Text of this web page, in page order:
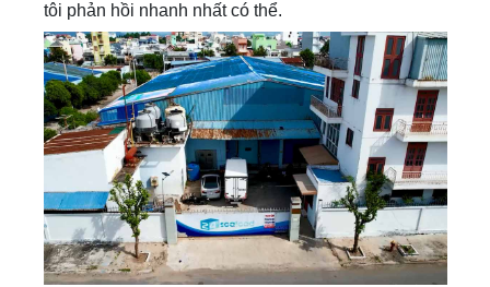
tôi phản hồi nhanh nhất có thể.